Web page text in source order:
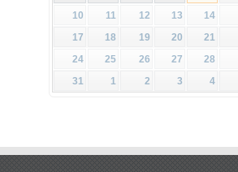
10
11 12 13 14
17
18 19 20 21
24
25 26 27 28
31
1 2 3 4